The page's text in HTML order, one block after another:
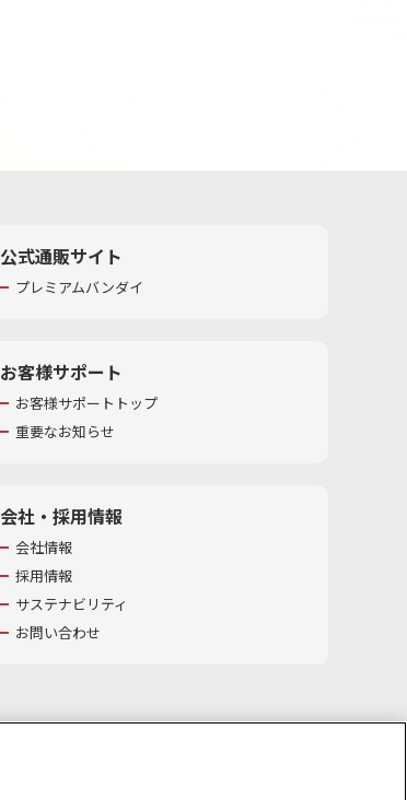
公式通販サイト
プレミアムバンダイ
お客様サポート
お客様サポートトップ
重要なお知らせ
会社・採用情報
会社情報
採用情報
サステナビリティ
お問い合わせ